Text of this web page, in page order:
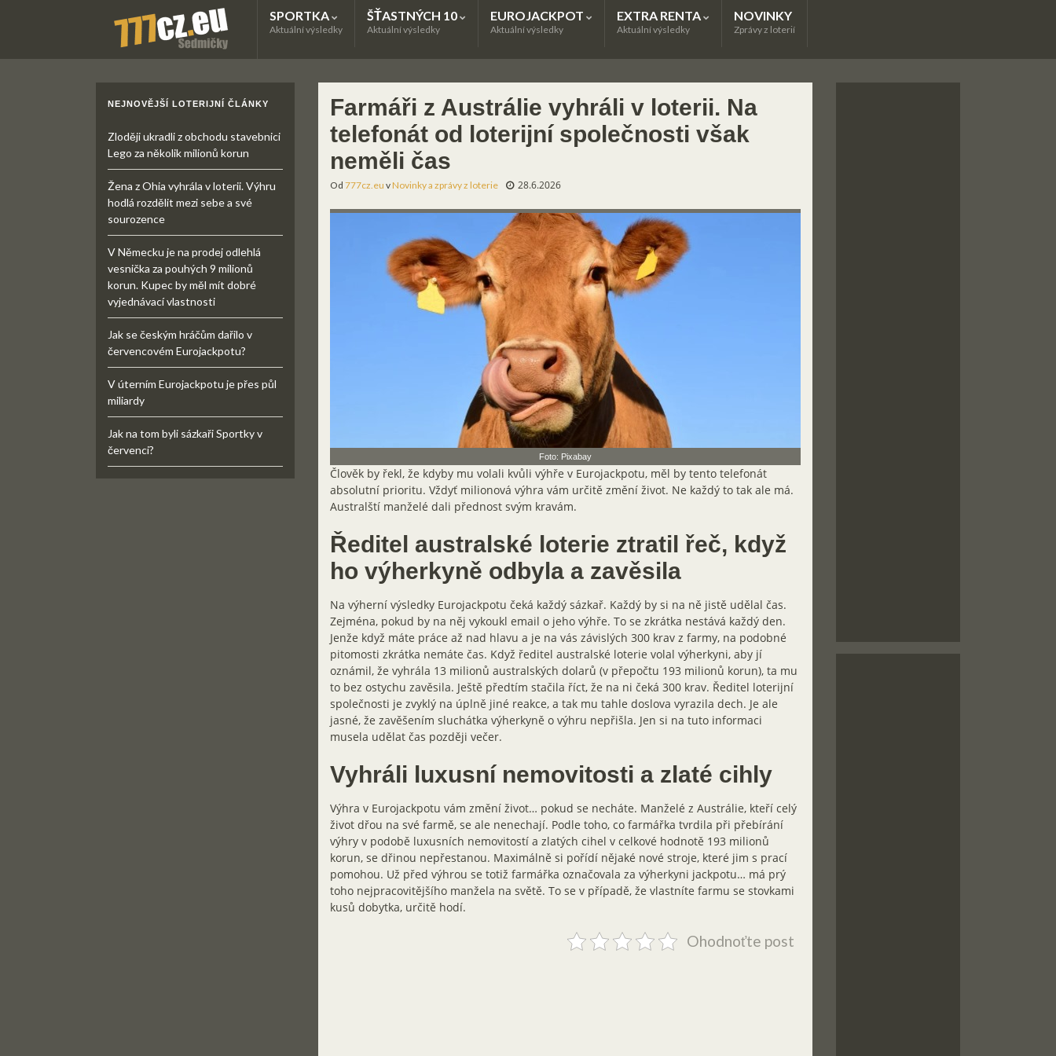
SPORTKA
Aktuální výsledky
ŠŤASTNÝCH 10
Aktuální výsledky
EUROJACKPOT
Aktuální výsledky
EXTRA RENTA
Aktuální výsledky
NOVINKY
Zprávy z loterií
Farmáři z Austrálie vyhráli v loterii. Na
telefonát od loterijní společnosti však
neměli čas
Od 777cz.eu vNovinky a zprávy z loterie 28.6.2026
Foto: Pixabay
Člověk by řekl, že kdyby mu volali kvůli výhře v Eurojackpotu, měl by tento telefonát
absolutní prioritu. Vždyť milionová výhra vám určitě změní život. Ne každý to tak ale má.
Australští manželé dali přednost svým kravám.
Ředitel australské loterie ztratil řeč, když
ho výherkyně odbyla a zavěsila
Na výherní výsledky Eurojackpotu čeká každý sázkař. Každý by si na ně jistě udělal čas.
Zejména, pokud by na něj vykoukl email o jeho výhře. To se zkrátka nestává každý den.
Jenže když máte práce až nad hlavu a je na vás závislých 300 krav z farmy, na podobné
pitomosti zkrátka nemáte čas. Když ředitel australské loterie volal výherkyni, aby jí
oznámil, že vyhrála 13 milionů australských dolarů (v přepočtu 193 milionů korun), ta mu
to bez ostychu zavěsila. Ještě předtím stačila říct, že na ni čeká 300 krav. Ředitel loterijní
společnosti je zvyklý na úplně jiné reakce, a tak mu tahle doslova vyrazila dech. Je ale
jasné, že zavěšením sluchátka výherkyně o výhru nepřišla. Jen si na tuto informaci
musela udělat čas později večer.
Vyhráli luxusní nemovitosti a zlaté cihly
Výhra v Eurojackpotu vám změní život… pokud se necháte. Manželé z Austrálie, kteří celý
život dřou na své farmě, se ale nenechají. Podle toho, co farmářka tvrdila při přebírání
výhry v podobě luxusních nemovitostí a zlatých cihel v celkové hodnotě 193 milionů
korun, se dřinou nepřestanou. Maximálně si pořídí nějaké nové stroje, které jim s prací
pomohou. Už před výhrou se totiž farmářka označovala za výherkyni jackpotu… má prý
toho nejpracovitějšího manžela na světě. To se v případě, že vlastníte farmu se stovkami
kusů dobytka, určitě hodí.
Ohodnoťte post
NEJNOVĚJŠÍ LOTERIJNÍ ČLÁNKY
Zloději ukradli z obchodu stavebnici
Lego za několik milionů korun
Žena z Ohia vyhrála v loterii. Výhru
hodlá rozdělit mezi sebe a své
sourozence
V Německu je na prodej odlehlá
vesnička za pouhých 9 milionů
korun. Kupec by měl mít dobré
vyjednávací vlastnosti
Jak se českým hráčům dařilo v
červencovém Eurojackpotu?
V úterním Eurojackpotu je přes půl
miliardy
Jak na tom byli sázkaři Sportky v
červenci?